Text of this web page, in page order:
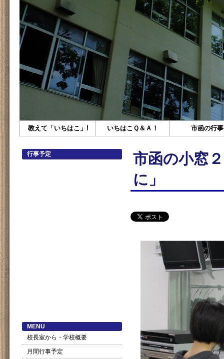
教えて「いちはこ」! いちはこＱ＆Ａ！ 市函の行事
市函の小窓
に」
行事予定
MENU
校長室から・学校概要
月間行事予定